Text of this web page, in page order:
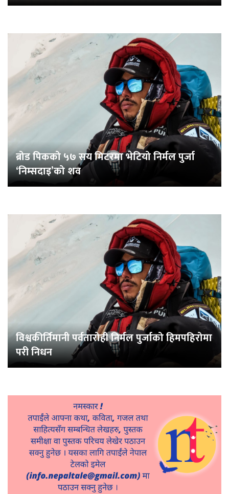
ब्रोड पिकको ५७ सय मिटरमा भेटियो निर्मल पुर्जा
‘निम्सदाइ’को शव
विश्वकीर्तिमानी पर्वतारोही निर्मल पुर्जाको हिमपहिरोमा
परी निधन